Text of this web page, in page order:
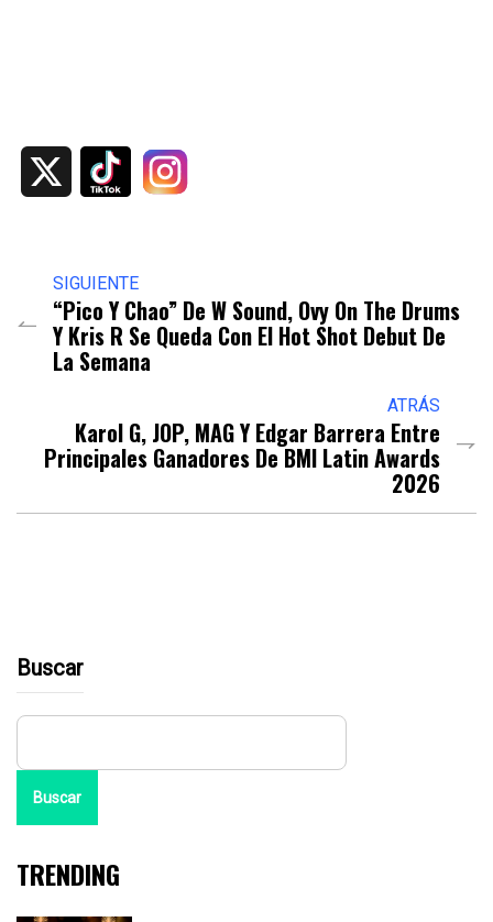
SIGUIENTE
“Pico Y Chao” De W Sound, Ovy On The Drums
Y Kris R Se Queda Con El Hot Shot Debut De
La Semana
ATRÁS
Karol G, JOP, MAG Y Edgar Barrera Entre
Principales Ganadores De BMI Latin Awards
2026
Buscar
Buscar
TRENDING